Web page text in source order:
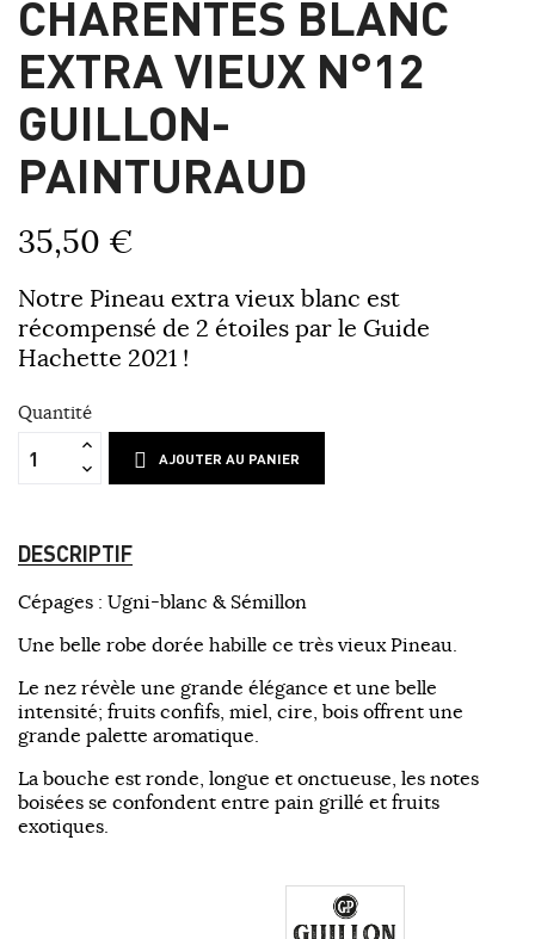
CHARENTES BLANC
EXTRA VIEUX N°12
GUILLON-
PAINTURAUD
35,50 €
Notre Pineau extra vieux blanc est
récompensé de 2 étoiles par le Guide
Hachette 2021 !
Quantité
AJOUTER AU PANIER
DESCRIPTIF
Cépages : Ugni-blanc & Sémillon
Une belle robe dorée habille ce très vieux Pineau.
Le nez révèle une grande élégance et une belle
intensité; fruits confifs, miel, cire, bois offrent une
grande palette aromatique.
La bouche est ronde, longue et onctueuse, les notes
boisées se confondent entre pain grillé et fruits
exotiques.